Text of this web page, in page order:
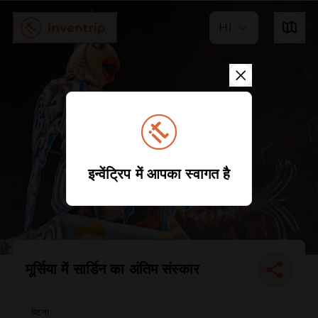
HI
मूर्सिया में सार्डिन का अंतिम संस्कार
घटना
इन्वेंट्रिप में आपका स्वागत है